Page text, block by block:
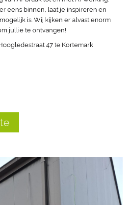
eens binnen, laat je inspireren en
is. Wij kijken er alvast enorm
jullie te ontvangen!
47 te Kortemark